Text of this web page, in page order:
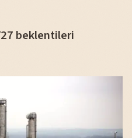
beklentileri